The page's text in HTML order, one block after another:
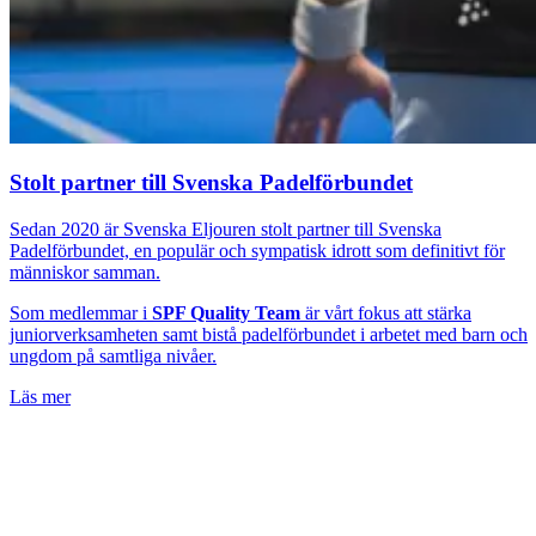
Stolt partner till Svenska Padelförbundet
Sedan 2020 är Svenska Eljouren stolt partner till Svenska
Padelförbundet, en populär och sympatisk idrott som definitivt för
människor samman.
Som medlemmar i SPF Quality Team är vårt fokus att stärka
juniorverksamheten samt bistå padelförbundet i arbetet med barn och
ungdom på samtliga nivåer.
Läs mer